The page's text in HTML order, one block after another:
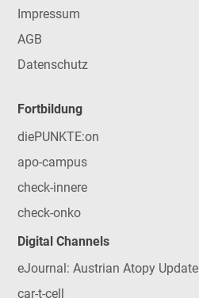
Impressum
AGB
Datenschutz
Fortbildung
diePUNKTE:on
apo-campus
check-innere
check-onko
Digital Channels
eJournal: Austrian Atopy Update
car-t-cell